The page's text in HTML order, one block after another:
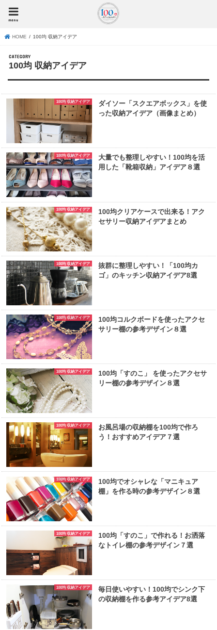
menu
HOME 100均 収納アイデア
100均 収納アイデア
100均 収納アイデア
ダイソー「スクエアボックス」を使
った収納アイデア（画像まとめ）
100均 収納アイデア
大量でも整理しやすい！100均を活
用した「靴箱収納」アイデア８選
100均 収納アイデア
100均クリアケースで出来る！アク
セサリー収納アイデアまとめ
100均 収納アイデア
抜群に整理しやすい！「100均カ
ゴ」のキッチン収納アイデア8選
100均 収納アイデア
100均コルクボードを使ったアクセ
サリー棚の参考デザイン８選
100均 収納アイデア
100均「すのこ」 を使ったアクセサ
リー棚の参考デザイン８選
100均 収納アイデア
お風呂場の収納棚を100均で作ろ
う！おすすめアイデア７選
100均 収納アイデア
100均でオシャレな「マニキュア
棚」を作る時の参考デザイン８選
100均 収納アイデア
100均「すのこ」で作れる！お洒落
なトイレ棚の参考デザイン７選
100均 収納アイデア
毎日使いやすい！100均でシンク下
の収納棚を作る参考アイデア8選